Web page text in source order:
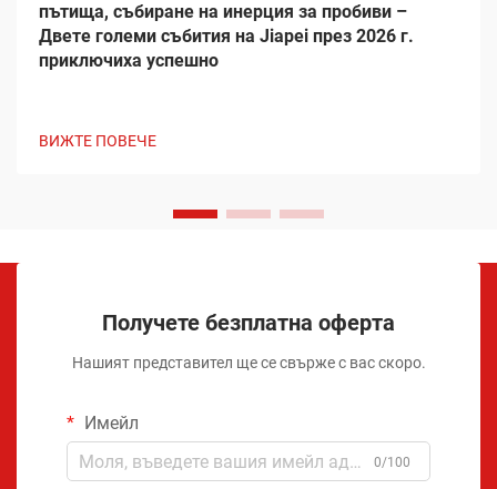
пътища, събиране на инерция за пробиви –
Двете големи събития на Jiapei през 2026 г.
приключиха успешно
ВИЖТЕ ПОВЕЧЕ
Получете безплатна оферта
Нашият представител ще се свърже с вас скоро.
Имейл
0/100